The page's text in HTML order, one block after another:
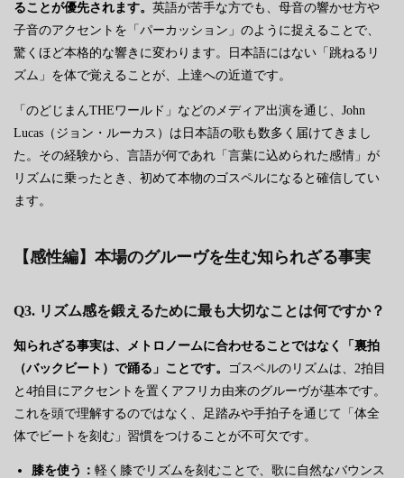
ることが優先されます。 英語が苦手な方でも、母音の響かせ方や
子音のアクセントを「パーカッション」のように捉えることで、
驚くほど本格的な響きに変わります。日本語にはない「跳ねるリ
ズム」を体で覚えることが、上達への近道です。
「のどじまんTHEワールド」などのメディア出演を通じ、John
Lucas（ジョン・ルーカス）は日本語の歌も数多く届けてきまし
た。その経験から、言語が何であれ「言葉に込められた感情」が
リズムに乗ったとき、初めて本物のゴスペルになると確信してい
ます。
【感性編】本場のグルーヴを生む知られざる事実
Q3. リズム感を鍛えるために最も大切なことは何ですか？
知られざる事実は、メトロノームに合わせることではなく「裏拍
（バックビート）で踊る」ことです。
ゴスペルのリズムは、2拍目
と4拍目にアクセントを置くアフリカ由来のグルーヴが基本です。
これを頭で理解するのではなく、足踏みや手拍子を通じて「体全
体でビートを刻む」習慣をつけることが不可欠です。
膝を使う： 軽く膝でリズムを刻むことで、歌に自然なバウンス